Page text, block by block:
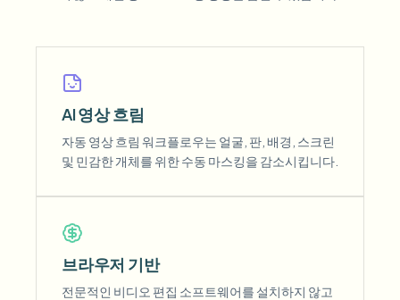
AI 영상 흐림
자동 영상 흐림 워크플로우는 얼굴, 판, 배경, 스크린
및 민감한 개체를 위한 수동 마스킹을 감소시킵니다.
브라우저 기반
전문적인 비디오 편집 소프트웨어를 설치하지 않고